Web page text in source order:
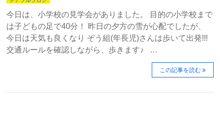
今日は、小学校の見学会がありました。 目的の小学校まで
は子どもの足で40分！ 昨日の夕方の雪が心配でしたが、
今日は天気も良くなり ぞう組(年長児)さんは歩いて出発!!!
交通ルールを確認しながら、歩きます♪ …
この記事を読む